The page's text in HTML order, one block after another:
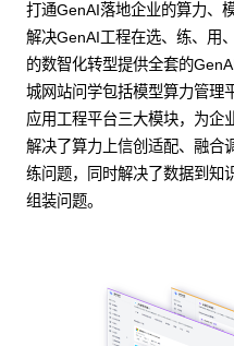
打通GenAI落地企业的算力、
解决GenAI工程在选、练、用
的数智化转型提供全套的
城网站问学包括模型算力管理
应用工程平台三大模块，为企
解决了算力上信创适配、融合
练问题，同时解决了数据到知
组装问题。